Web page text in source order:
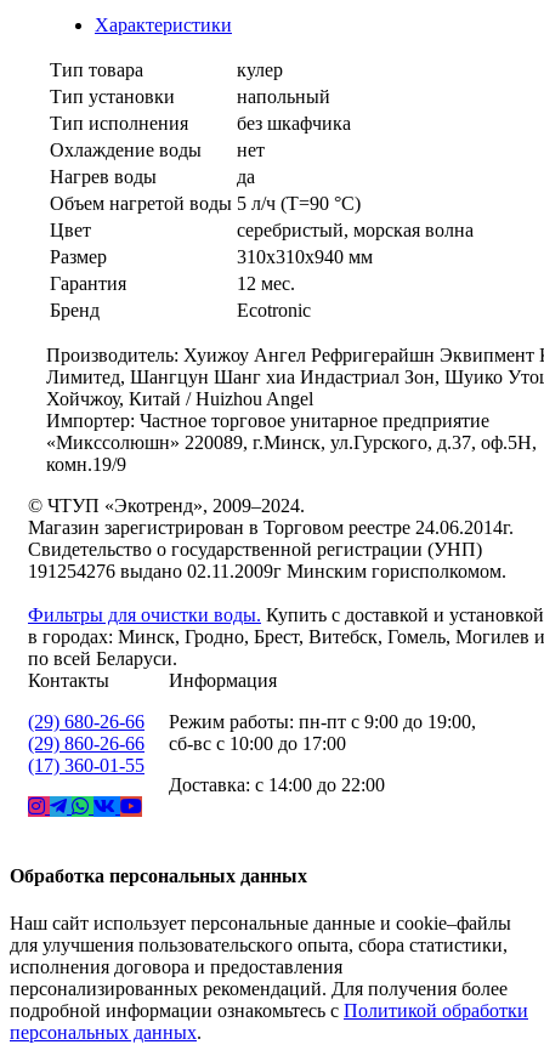
Характеристики
Тип товара
кулер
Тип установки
напольный
Тип исполнения
без шкафчика
Охлаждение воды
нет
Нагрев воды
да
Объем нагретой воды 5 л/ч (Т=90 °C)
Цвет
серебристый, морская волна
Размер
310x310x940 мм
Гарантия
12 мес.
Бренд
Ecotronic
Производитель: Хуижоу Ангел Рефригерайшн Эквипмент
Лимитед, Шангцун Шанг хиа Индастриал Зон, Шуико
Хойчжоу, Китай / Huizhou Angel
Импортер: Частное торговое унитарное предприятие
«Микссолюшн» 220089, г.Минск, ул.Гурского, д.37, оф.5Н,
комн.19/9
© ЧТУП «Экотренд», 2009–2024.
Магазин зарегистрирован в Торговом реестре 24.06.2014г.
Свидетельство о государственной регистрации (УНП)
191254276 выдано 02.11.2009г Минским горисполкомом.
Фильтры для очистки воды. Купить с доставкой и установкой
в городах: Минск, Гродно, Брест, Витебск, Гомель, Могилев и
по всей Беларуси.
Контакты
(29) 680-26-66
(29) 860-26-66
(17) 360-01-55
Информация
Режим работы: пн-пт с 9:00 до 19:00,
сб-вс с 10:00 до 17:00
Доставка: с 14:00 до 22:00
Обработка персональных данных
Наш сайт использует персональные данные и cookie–файлы
для улучшения пользовательского опыта, сбора статистики,
исполнения договора и предоставления
персонализированных рекомендаций. Для получения более
подробной информации ознакомьтесь с Политикой обработки
персональных данных.